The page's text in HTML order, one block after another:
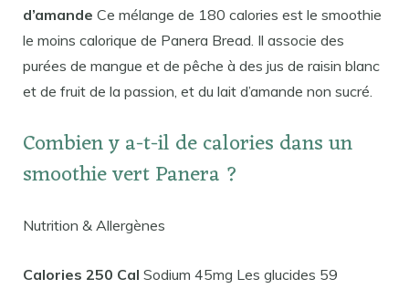
d’amande Ce mélange de 180 calories est le smoothie
le moins calorique de Panera Bread. Il associe des
purées de mangue et de pêche à des jus de raisin blanc
et de fruit de la passion, et du lait d’amande non sucré.
Combien y a-t-il de calories dans un
smoothie vert Panera ?
Nutrition & Allergènes
Calories 250 Cal Sodium 45mg Les glucides 59